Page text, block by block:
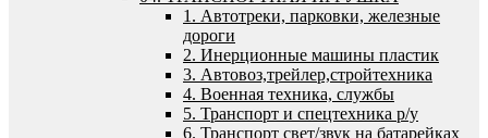
1. Автотреки, парковки, железные
дороги
2. Инерционные машины пластик
3. Автовоз,трейлер,стройтехника
4. Военная техника, службы
5. Транспорт и спецтехника р/у
6. Транспорт свет/звук на батарейках